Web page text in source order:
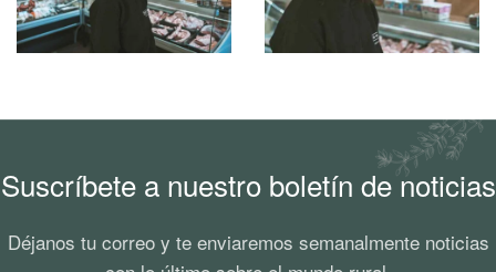
Suscríbete a nuestro boletín de noticias
Déjanos tu correo y te enviaremos semanalmente noticias